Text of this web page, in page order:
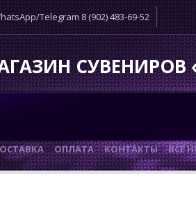
Telegram 8 (902) 483-69-52
ОПЛАТА КОНТАКТЫ ВСЕ